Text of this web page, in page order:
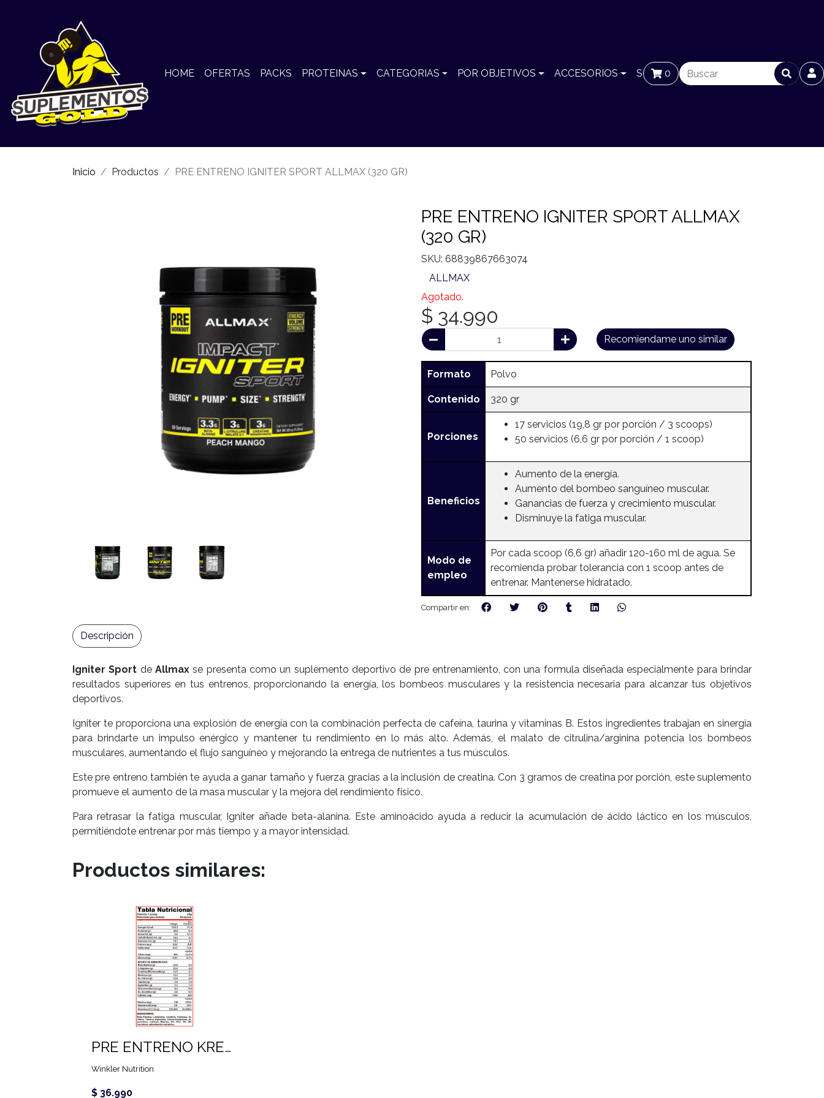
HOME OFERTAS PACKS PROTEINAS CATEGORIAS POR OBJETIVOS ACCESORIOS SUCURSALES BLOG
0
Inicio Productos PRE ENTRENO IGNITER SPORT ALLMAX (320 GR)
PRE ENTRENO IGNITER SPORT ALLMAX
(320 GR)
SKU: 68839867663074
ALLMAX
Agotado.
$ 34.990
Recomiendame uno similar
Formato Polvo
Contenido 320 gr
Porciones
17 servicios (19,8 gr por porción / 3 scoops)
50 servicios (6,6 gr por porción / 1 scoop)
Beneficios
Aumento de la energía.
Aumento del bombeo sanguíneo muscular.
Ganancias de fuerza y crecimiento muscular.
Disminuye la fatiga muscular.
Modo de
empleo
Por cada scoop (6,6 gr) añadir 120-160 ml de agua. Se
recomienda probar tolerancia con 1 scoop antes de
entrenar. Mantenerse hidratado.
Compartir en:
Igniter Sport deAllmaxse presenta como un suplemento deportivo de pre entrenamiento, con una formula diseñada especialmente para brindar
resultados superiores en tus entrenos, proporcionando la energía, los bombeos musculares y la resistencia necesaria para alcanzar tus objetivos
deportivos.
Igniter te proporciona una explosión de energía con la combinación perfecta de cafeína, taurina y vitaminas B. Estos ingredientes trabajan en sinergia
para brindarte un impulso enérgico y mantener tu rendimiento en lo más alto. Además, el malato de citrulina/arginina potencia los bombeos
musculares, aumentando el flujo sanguíneo y mejorando la entrega de nutrientes a tus músculos.
Este pre entreno también te ayuda a ganar tamaño y fuerza gracias a la inclusión de creatina. Con 3 gramos de creatina por porción, este suplemento
promueve el aumento de la masa muscular y la mejora del rendimiento físico.
Para retrasar la fatiga muscular, Igniter añade beta-alanina. Este aminoácido ayuda a reducir la acumulación de ácido láctico en los músculos,
permitiéndote entrenar por más tiempo y a mayor intensidad.
Descripción
Productos similares:
PRE ENTRENO KREATOR (600 GR)
Winkler Nutrition
$ 36.990